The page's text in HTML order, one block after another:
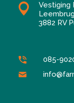
Vestiging
3882 RV
085-